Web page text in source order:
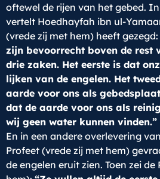
oftewel de rijen van het gebed.
vertelt Hoedhayfah ibn ul-
(vrede zij met hem) heeft gezegd:
zijn bevoorrecht boven de rest
drie zaken. Het eerste is dat
lijken van de engelen. Het
aarde voor ons als
dat de aarde voor ons als
wij geen water kunnen vinden.”
En in een andere overlevering
Profeet (vrede zij met hem)
de engelen eruit zien. Toen zei